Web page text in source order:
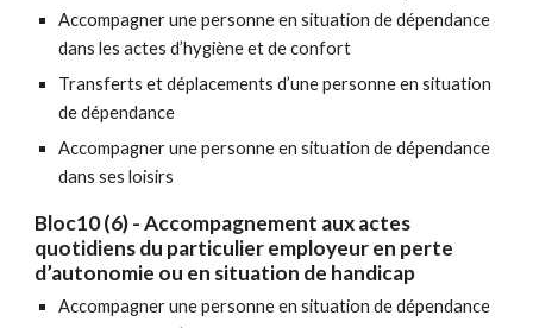
Accompagner une personne en situation de dépendance
dans les actes d’hygiène et de confort
Transferts et déplacements d’une personne en situation
de dépendance
Accompagner une personne en situation de dépendance
dans ses loisirs
Bloc10 (6)- Accompagnement aux actes
quotidiens du particulier employeur en perte
d’autonomie ou en situation de handicap
Accompagner une personne en situation de dépendance